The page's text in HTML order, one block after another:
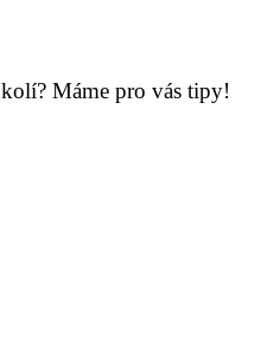
Máme pro vás tipy!